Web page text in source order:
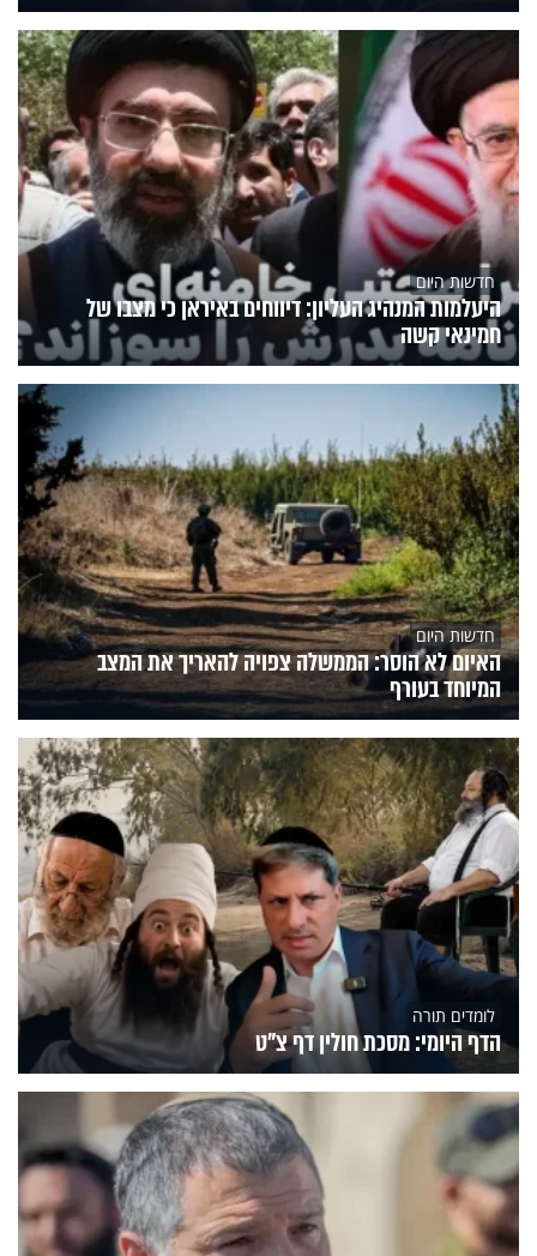
חדשות היום
היעלמות המנהיג העליון: דיווחים באיראן כי מצבו של
חמינאי קשה
חדשות היום
האיום לא הוסר: הממשלה צפויה להאריך את המצב
המיוחד בעורף
לומדים תורה
הדף היומי: מסכת חולין דף צ"ט